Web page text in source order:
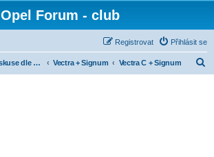
Opel Forum - club
Přihlásit se
Registrovat
Opel diskuse dle modelů Vectra + Signum Vectra C + Signum